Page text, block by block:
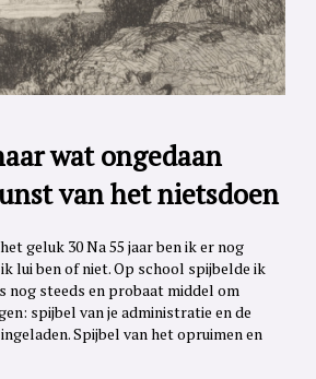
wat ongedaan
van het nietsdoen
geluk 30 Na 55 jaar ben ik er nog
lui ben of niet. Op school spijbelde ik
nog steeds en probaat middel om
spijbel van je administratie en de
Spijbel van het opruimen en